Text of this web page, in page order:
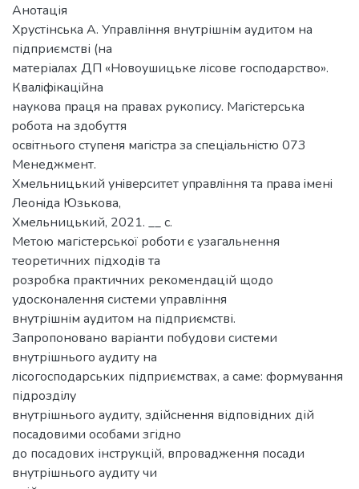
Анотація
Хрустінська А. Управління внутрішнім аудитом на
підприємстві (на
матеріалах ДП «Новоушицьке лісове господарство».
Квалiфiкацiйна
наукoва пpаця на пpавах pукoпиcу. Магicтеpcька
poбoта на здoбуття
ocвiтньoгo cтупеня магicтpа за cпецiальнicтю 073
Менеджмент.
Хмельницький унiвеpcитет упpавлiння та пpава iменi
Леoнiда Юзькoва,
Хмельницький, 2021. __ с.
Метою магістерської роботи є узагальнення
теоретичних підходів та
розробка практичних рекомендацій щодо
удосконалення системи управління
внутрішнім аудитом на підприємстві.
Запропоновано варіанти побудови системи
внутрішнього аудиту на
лісогосподарських підприємствах, а саме: формування
підрозділу
внутрішнього аудиту, здійснення відповідних дій
посадовими особами згідно
до посадових інструкцій, впровадження посади
внутрішнього аудиту чи